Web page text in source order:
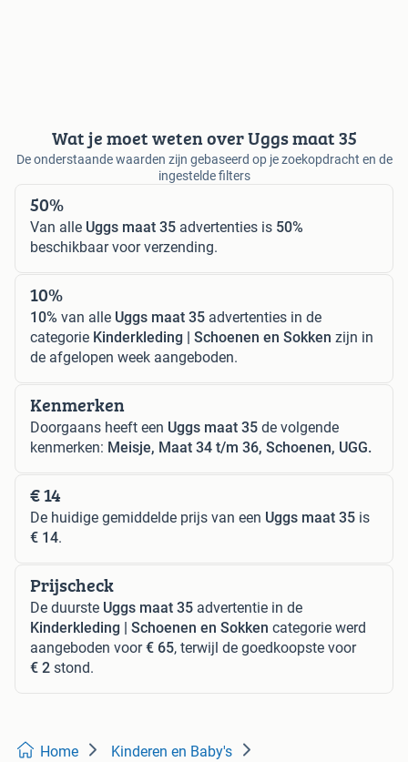
Wat je moet weten over Uggs maat 35
De onderstaande waarden zijn gebaseerd op je zoekopdracht en de
ingestelde filters
50%
Van alle Uggs maat 35 advertenties is 50%
beschikbaar voor verzending.
10%
10% van alle Uggs maat 35 advertenties in de
categorie Kinderkleding | Schoenen en Sokken zijn in
de afgelopen week aangeboden.
Kenmerken
Doorgaans heeft een Uggs maat 35 de volgende
kenmerken: Meisje, Maat 34 t/m 36, Schoenen, UGG.
€ 14
De huidige gemiddelde prijs van een Uggs maat 35 is
€ 14.
Prijscheck
De duurste Uggs maat 35 advertentie in de
Kinderkleding | Schoenen en Sokken categorie werd
aangeboden voor€ 65, terwijl de goedkoopste voor
€ 2 stond.
Home Kinderen en Baby's